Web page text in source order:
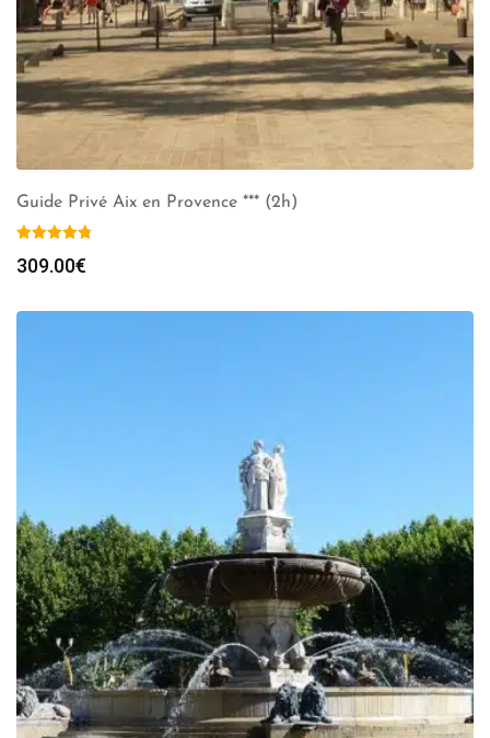
Guide Privé Aix en Provence *** (2h)
309.00€